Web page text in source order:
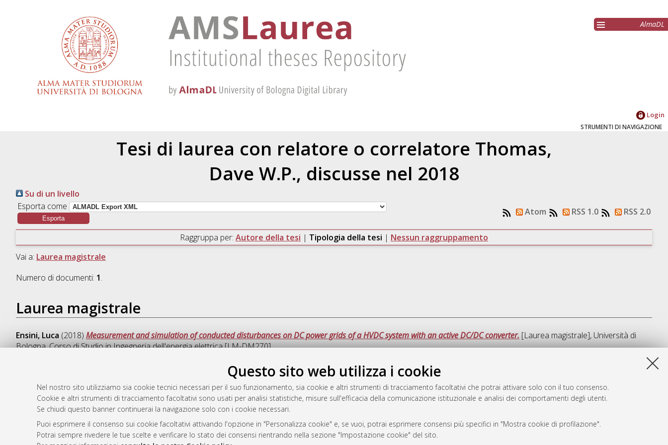
Questo sito web utilizza i cookie
Nel nostro sito utilizziamo sia cookie tecnici necessari per il suo funzionamento, sia cookie e altri strumenti di tracciamento facoltativi che potrai attivare solo con il tuo consenso.
Cookie e altri strumenti di tracciamento facoltativi sono usati per analisi statistiche, misure sull'efficacia della comunicazione istituzionale e analisi dei comportamenti degli utenti.
Se chiudi questo banner continuerai la navigazione solo con i cookie necessari.
Puoi esprimere il consenso sui cookie facoltativi attivando l'opzione in "Personalizza cookie" e, se vuoi, potrai esprimere consensi più specifici in "Mostra cookie di profilazione".
Potrai sempre rivedere le tue scelte e verificare lo stato dei consensi rientrando nella sezione "Impostazione cookie" del sito.
AlmaDL
Login
STRUMENTI DI NAVIGAZIONE
Tesi di laurea con relatore o correlatore Thomas,
Dave W.P., discusse nel 2018
Su di un livello
Esporta come
Atom RSS 1.0 RSS 2.0
Raggruppa per: Autore della tesi | Tipologia della tesi | Nessun raggruppamento
Vai a: Laurea magistrale
Numero di documenti: 1.
Laurea magistrale
Ensini, Luca (2018) Measurement and simulation of conducted disturbances on DC power grids of a HVDC system with an active DC/DC converter. [Laurea magistrale], Università di
Bologna, Corso di Studio inIngegneria dell'energia elettrica [LM-DM270]
Questa lista e' stata generata il Fri Aug 7 10:57:20 2026 CEST
Atom
Rss 2.0
AMS Laurea
Servizio implementato e gestito da
Impostazioni Cookie
Informativa sulla privacy